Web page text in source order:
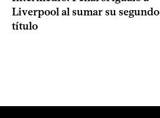
Liverpool al sumar su segundo
título